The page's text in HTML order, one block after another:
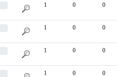
1 0 0
1 0 0
1 0 0
1 0 0